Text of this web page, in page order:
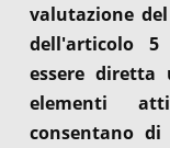
valutazione
dell'articolo 5
essere diretta
elementi
consentano di